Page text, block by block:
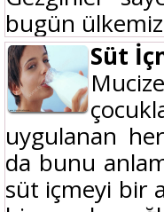
bugün
Süt
uygulanan
da bunu
süt içmeyi bir